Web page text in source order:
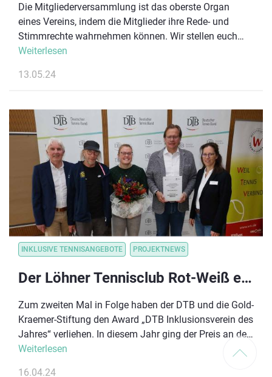
Die Mitgliederversammlung ist das oberste Organ
eines Vereins, indem die Mitglieder ihre Rede- und
Stimmrechte wahrnehmen können. Wir stellen euch
zwei Versammlungsarten vor, geben Hinweise zu den
und erläutern die wichtigsten Formalien, die bei der
beachten sind.
Weiterlesen
13.05.24
INKLUSIVE TENNISANGEBOTE PROJEKTNEWS
Der Löhner Tennisclub Rot-Weiß e.V. ist „Inklusionsverein des Jahres 2023“
Zum zweiten Mal in Folge haben der DTB und die Gold-
Kraemer-Stiftung den Award „DTB Inklusionsverein des
Jahres“ verliehen. In diesem Jahr ging der Preis an den
Löhner Tennisclub Rot-Weiß aus Westfalen. Die
Weiterlesen
16.04.24